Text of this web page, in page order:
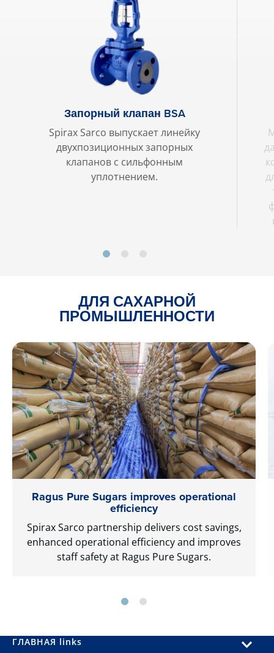
Запорный клапан BSA
Spirax Sarco выпускает линейку
двухпозиционных запорных
клапанов с сильфонным
уплотнением.
ДЛЯ САХАРНОЙ
ПРОМЫШЛЕННОСТИ
Ragus Pure Sugars improves operational
efficiency
Spirax Sarco partnership delivers cost savings,
enhanced operational efficiency and improves
staff safety at Ragus Pure Sugars.
ГЛАВНАЯ links